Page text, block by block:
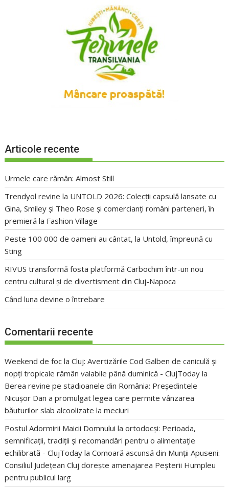
Articole recente
Urmele care rămân: Almost Still
Trendyol revine la UNTOLD 2026: Colecții capsulă lansate cu
Gina, Smiley și Theo Rose și comercianți români parteneri, în
premieră la Fashion Village
Peste 100 000 de oameni au cântat, la Untold, împreună cu
Sting
RIVUS transformă fosta platformă Carbochim într-un nou
centru cultural și de divertisment din Cluj-Napoca
Când luna devine o întrebare
Comentarii recente
Weekend de foc la Cluj: Avertizările Cod Galben de caniculă și
nopți tropicale rămân valabile până duminică - ClujToday la
Berea revine pe stadioanele din România: Președintele
Nicușor Dan a promulgat legea care permite vânzarea
băuturilor slab alcoolizate la meciuri
Postul Adormirii Maicii Domnului la ortodocși: Perioada,
semnificații, tradiții și recomandări pentru o alimentație
echilibrată - ClujToday laComoară ascunsă din Munții Apuseni:
Consiliul Județean Cluj dorește amenajarea Peșterii Humpleu
pentru publicul larg